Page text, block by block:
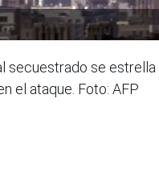
secuestrado se
el ataque. Foto: AFP